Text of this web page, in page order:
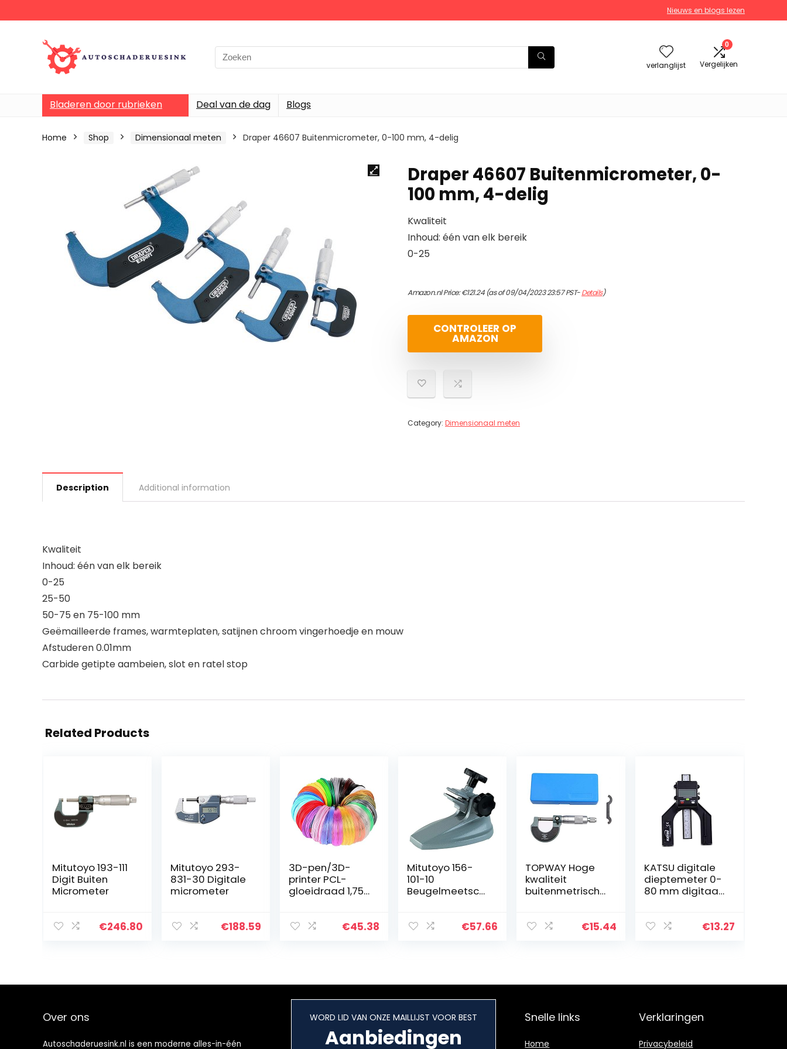
Nieuws en blogs lezen
verlanglijst
0
Vergelijken
Bladeren door rubrieken Deal van de dag Blogs
Home Shop Dimensionaal meten Draper 46607 Buitenmicrometer, 0-100 mm, 4-delig
Draper 46607 Buitenmicrometer, 0-
100 mm, 4-delig
Kwaliteit
Inhoud: één van elk bereik
0-25
Amazon.nl Price:€121.24(as of 09/04/2023 23:57 PST-Details)
CONTROLEER OP
AMAZON
Category: Dimensionaal meten
Description Additional information
Kwaliteit
Inhoud: één van elk bereik
0-25
25-50
50-75 en 75-100 mm
Geëmailleerde frames, warmteplaten, satijnen chroom vingerhoedje en mouw
Afstuderen 0.01mm
Carbide getipte aambeien, slot en ratel stop
Related Products
Mitutoyo 193-111
Digit Buiten
Micrometer
€246.80
Mitutoyo 293-
831-30 Digitale
micrometer
€188.59
3D-pen/3D-
printer PCL-
gloeidraad 1,75
990 voet, 30
€45.38
Mitutoyo 156-
101-10
Beugelmeetschr
100 mm
€57.66
TOPWAY Hoge
kwaliteit
buitenmetrische
(nauwkeurig)
€15.44
KATSU digitale
dieptemeter 0-
80 mm digitaal
ap voor
€13.27
Over ons
Autoschaderuesink.nl is een moderne alles-in-één
WORD LID VAN ONZE MAILLIJST VOOR BEST
Aanbiedingen
Snelle links
Home
Verklaringen
Privacybeleid